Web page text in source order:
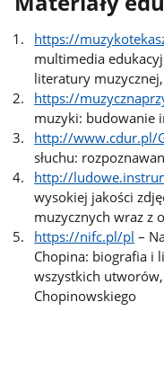
https://
multimedia
literatury
https://
muzyki: budowanie
http://www.cdur.pl/
słuchu:
http://
wysokiej jakości
muzycznych wraz z
https://nifc.pl/pl –
Chopina: biografia i
wszystkich
Chopinowskiego